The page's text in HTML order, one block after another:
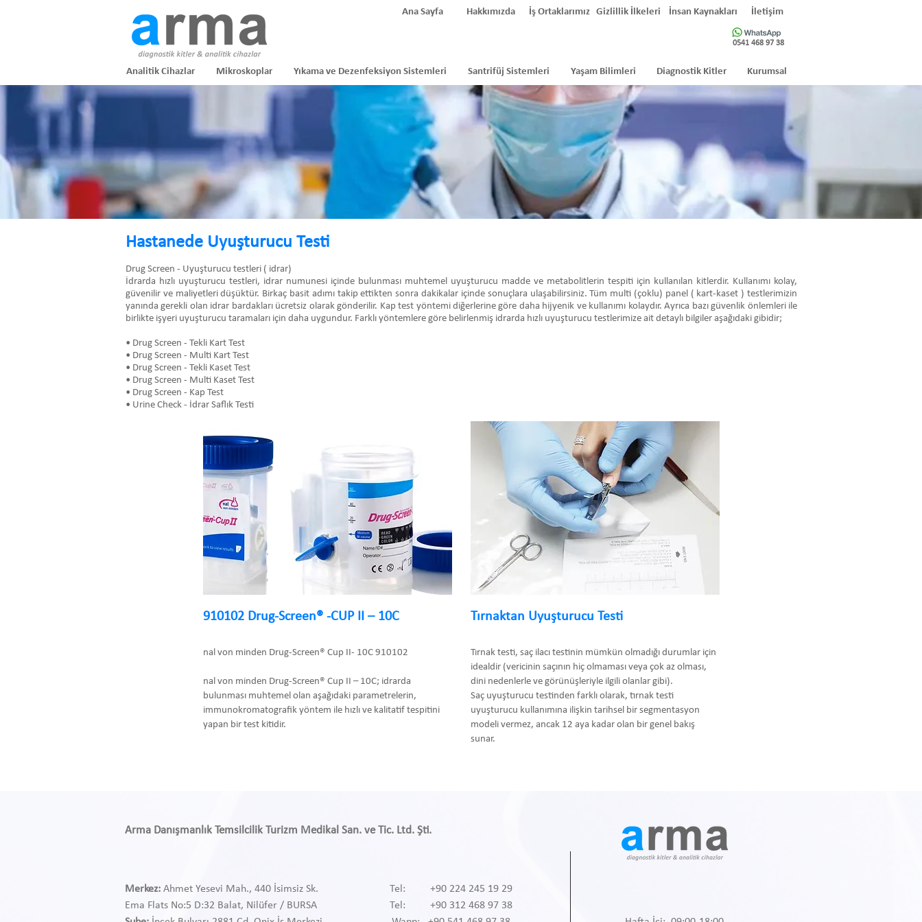
Analitik Cihazlar Mikroskoplar Yıkama ve Dezenfeksiyon Sistemleri Santrifüj Sistemleri Yaşam Bilimleri Diagnostik Kitler Kurumsal
Ana Sayfa Hakkımızda İş Ortaklarımız Gizlillik İlkeleri İnsan Kaynakları İletişim
0541 468 97 38
Hastanede Uyuşturucu Testi
Drug Screen - Uyuşturucu testleri ( idrar)
İdrarda hızlı uyuşturucu testleri, idrar numunesi içinde bulunması muhtemel uyuşturucu madde ve metabolitlerin tespiti için kullanılan kitlerdir. Kullanımı kolay,
güvenilir ve maliyetleri düşüktür. Birkaç basit adımı takip ettikten sonra dakikalar içinde sonuçlara ulaşabilirsiniz. Tüm multi (çoklu) panel ( kart-kaset ) testlerimizin
yanında gerekli olan idrar bardakları ücretsiz olarak gönderilir. Kap test yöntemi diğerlerine göre daha hijyenik ve kullanımı kolaydır. Ayrıca bazı güvenlik önlemleri ile
birlikte işyeri uyuşturucu taramaları için daha uygundur. Farklı yöntemlere göre belirlenmiş idrarda hızlı uyuşturucu testlerimize ait detaylı bilgiler aşağıdaki gibidir;
• Drug Screen - Tekli Kart Test
• Drug Screen - Multi Kart Test
• Drug Screen - Tekli Kaset Test
• Drug Screen - Multi Kaset Test
• Drug Screen - Kap Test
• Urine Check - İdrar Saflık Testi
910102 Drug-Screen® -CUP II – 10C
nal von minden Drug-Screen® Cup II- 10C 910102
nal von minden Drug-Screen® Cup II – 10C; idrarda
bulunması muhtemel olan aşağıdaki parametrelerin,
immunokromatografik yöntem ile hızlı ve kalitatif tespitini
yapan bir test kitidir.
Tırnaktan Uyuşturucu Testi
Tırnak testi, saç ilacı testinin mümkün olmadığı durumlar için
idealdir (vericinin saçının hiç olmaması veya çok az olması,
dini nedenlerle ve görünüşleriyle ilgili olanlar gibi).
Saç uyuşturucu testinden farklı olarak, tırnak testi
uyuşturucu kullanımına ilişkin tarihsel bir segmentasyon
modeli vermez, ancak 12 aya kadar olan bir genel bakış
sunar.
Arma Danışmanlık Temsilcilik Turizm Medikal San. ve Tic. Ltd. Şti.
Merkez: Ahmet Yesevi Mah., 440 İsimsiz Sk.
Ema Flats No:5 D:32 Balat, Nilüfer / BURSA
Tel: +90 224 245 19 29
Tel: +90 312 468 97 38